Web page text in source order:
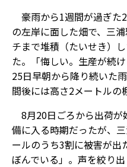
豪雨から1週間が過ぎた
の左岸に面した畑で、三
チまで堆積（たいせき）
た。「悔しい。生産が続
25日早朝から降り続いた
間後には高さ2メートルの
8月20日ごろから出荷が
備に入る時期だったが、
ールのうち3割に被害が出
ぼんでいる」。声を絞り出